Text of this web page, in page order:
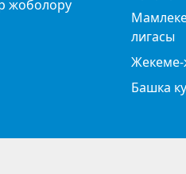
жоболору
лигасы
Жекеме-
Башка